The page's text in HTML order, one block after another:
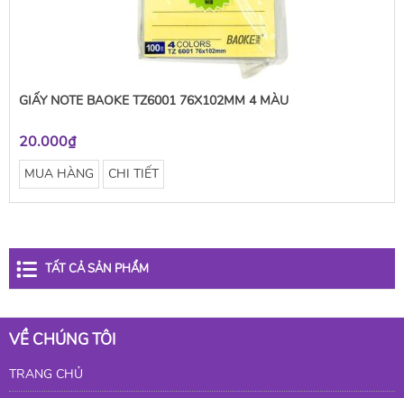
GIẤY NOTE BAOKE TZ6001 76X102MM 4 MÀU
20.000₫
MUA HÀNG CHI TIẾT
TẤT CẢ SẢN PHẨM
VỀ CHÚNG TÔI
TRANG CHỦ